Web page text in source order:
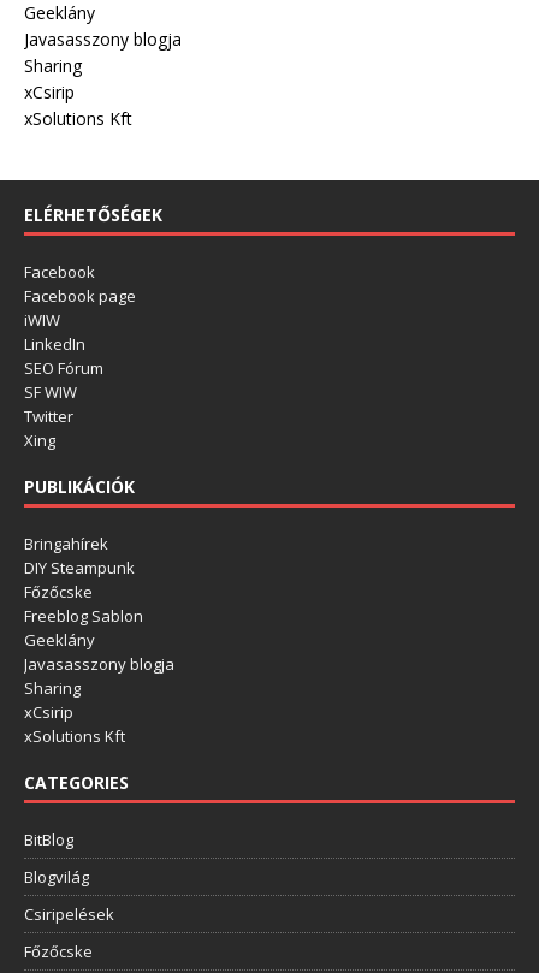
Geeklány
Javasasszony blogja
Sharing
xCsirip
xSolutions Kft
ELÉRHETŐSÉGEK
Facebook
Facebook page
iWIW
LinkedIn
SEO Fórum
SF WIW
Twitter
Xing
PUBLIKÁCIÓK
Bringahírek
DIY Steampunk
Főzőcske
Freeblog Sablon
Geeklány
Javasasszony blogja
Sharing
xCsirip
xSolutions Kft
CATEGORIES
BitBlog
Blogvilág
Csiripelések
Főzőcske